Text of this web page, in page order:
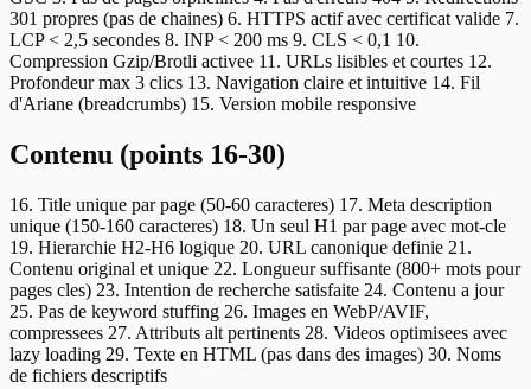
301 propres (pas de chaines) 6. HTTPS actif avec certificat valide 7.
LCP < 2,5 secondes 8. INP < 200 ms 9. CLS < 0,1 10.
Compression Gzip/Brotli activee 11. URLs lisibles et courtes 12.
Profondeur max 3 clics 13. Navigation claire et intuitive 14. Fil
d'Ariane (breadcrumbs) 15. Version mobile responsive
Contenu (points 16-30)
16. Title unique par page (50-60 caracteres) 17. Meta description
unique (150-160 caracteres) 18. Un seul H1 par page avec mot-cle
19. Hierarchie H2-H6 logique 20. URL canonique definie 21.
Contenu original et unique 22. Longueur suffisante (800+ mots pour
pages cles) 23. Intention de recherche satisfaite 24. Contenu a jour
25. Pas de keyword stuffing 26. Images en WebP/AVIF,
compressees 27. Attributs alt pertinents 28. Videos optimisees avec
lazy loading 29. Texte en HTML (pas dans des images) 30. Noms
de fichiers descriptifs